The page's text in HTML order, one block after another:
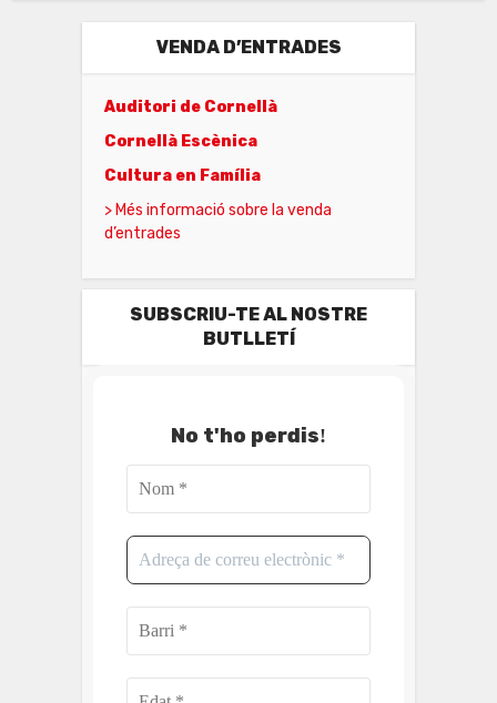
VENDA D’ENTRADES
Auditori de Cornellà
Cornellà Escènica
Cultura en Família
> Més informació sobre la venda
d’entrades
SUBSCRIU-TE AL NOSTRE
BUTLLETÍ
No t'ho perdis!